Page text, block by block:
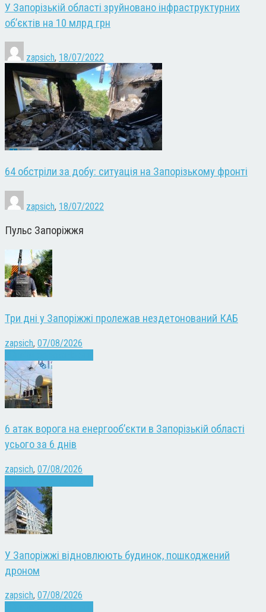
У Запорізькій області зруйновано інфраструктурних
об’єктів на 10 млрд грн
zapsich, 18/07/2022
64 обстріли за добу: ситуація на Запорізькому фронті
zapsich, 18/07/2022
Пульс Запоріжжя
Три дні у Запоріжжі пролежав нездетонований КАБ
zapsich, 07/08/2026
6 атак ворога на енергооб’єкти в Запорізькій області
усього за 6 днів
zapsich, 07/08/2026
У Запоріжжі відновлюють будинок, пошкоджений
дроном
zapsich, 07/08/2026